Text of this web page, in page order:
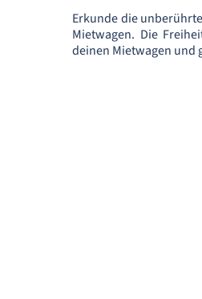
Erkunde die
Mietwagen. Die
deinen Mietwagen und